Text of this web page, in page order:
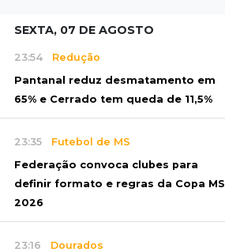
SEXTA, 07 DE AGOSTO
23:54 Redução
Pantanal reduz desmatamento em
65% e Cerrado tem queda de 11,5%
23:35 Futebol de MS
Federação convoca clubes para
definir formato e regras da Copa MS
2026
23:16 Dourados